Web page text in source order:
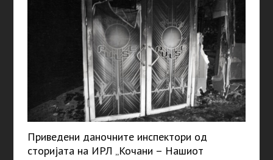
Приведени даночните инспектори од
сторијата на ИРЛ „Кочани – Нашиот